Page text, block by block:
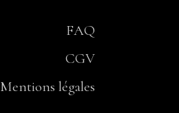
FAQ
CGV
Mentions légales